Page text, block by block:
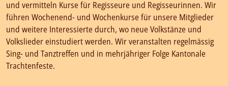
und vermitteln Kurse für Regisseure und Regisseurinnen. Wir
führen Wochenend- und Wochenkurse für unsere Mitglieder
und weitere Interessierte durch, wo neue Volkstänze und
Volkslieder einstudiert werden. Wir veranstalten regelmässig
Sing- und Tanztreffen und in mehrjähriger Folge Kantonale
Trachtenfeste.